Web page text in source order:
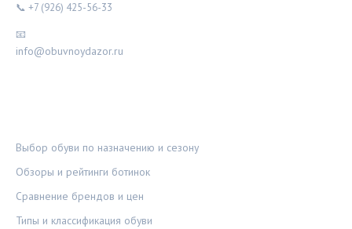
📞 +7 (926) 425-56-33
📧
info@obuvnoydazor.ru
Выбор обуви по назначению и сезону
Обзоры и рейтинги ботинок
Сравнение брендов и цен
Типы и классификация обуви